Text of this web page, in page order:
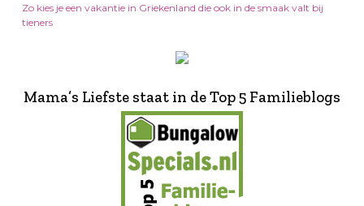
Zo kies je een vakantie in Griekenland die ook in de smaak valt bij
tieners
Mama’s Liefste staat in de Top 5 Familieblogs